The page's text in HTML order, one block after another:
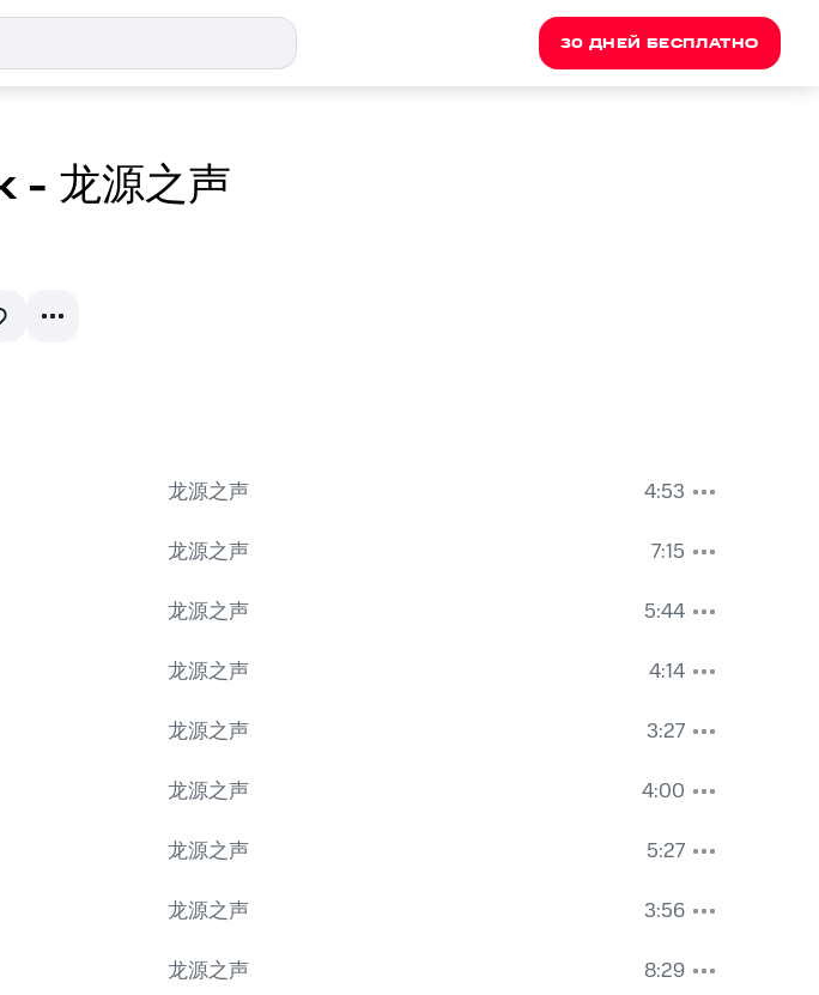
30 ДНЕЙ БЕСПЛАТНО
龙源之声
龙源之声
4:53
龙源之声
7:15
龙源之声
5:44
龙源之声
4:14
龙源之声
3:27
龙源之声
4:00
龙源之声
5:27
龙源之声
3:56
龙源之声
8:29